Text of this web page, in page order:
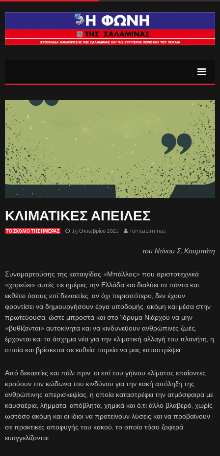
ΚΛΙΜΑΤΙΚΕΣ ΑΠΕΙΛΕΣ
ΤΟ ΣΧΌΛΙΟ ΤΗΣ ΗΜΈΡΑΣ 15 Οκτωβρίου 2021 fonisalaminas
του Ντίνου Σ. Κουμπάτη
Συναμαρτούσης της καταιγίδας «Μπάλλος» που αριστοτεχνικά
«χορεύει» αυτές τιε ημέρες την Ελλάδα και διαλύει τα πάντα και
εκθέτει όσους επί δεκαετίες, αν όχι περισσότερο, δεν έχουν
φροντίσει να δημιουργήσουν έργα υποδομής, ακόμη και μέσα στην
πρωτεύουσα, ώστε μπροστά και στο Ίδρυμα Νιάρχου να μην
«βυθίζονται» αυτοκίνητα και να κινδυνεύουν ανθρώπινες ζωές,
έρχονται και τα άσχημα νέα για την κλιματική αλλαγή του πλανήτη, η
οποία και βρίσκεται σε ευθεία πορεία να μας καταστρέψει.
Από δεκαετίες και πάλι πριν, οι επί του γήϊνου κλίματος επαΐοντες
κρούουν τον κώδωνα του κινδύνου για την κακή απόληξη της
ανθρώπινης απερισκεψίας, η οποία καταστρέφει την ατμόσφαιρα με
καυσαέρια, λήμματα, απόβλητα, χημικά και ό,τι άλλο βλαβερό, χωρίς
ωστόσο ακόμη και οι ίδιοι να προτείνουν λύσεις και να προβαίνουν
σε πρακτικές αποφυγής του κακού, το οποίο τόσο ζοφερά
ευαγγελίζονται.